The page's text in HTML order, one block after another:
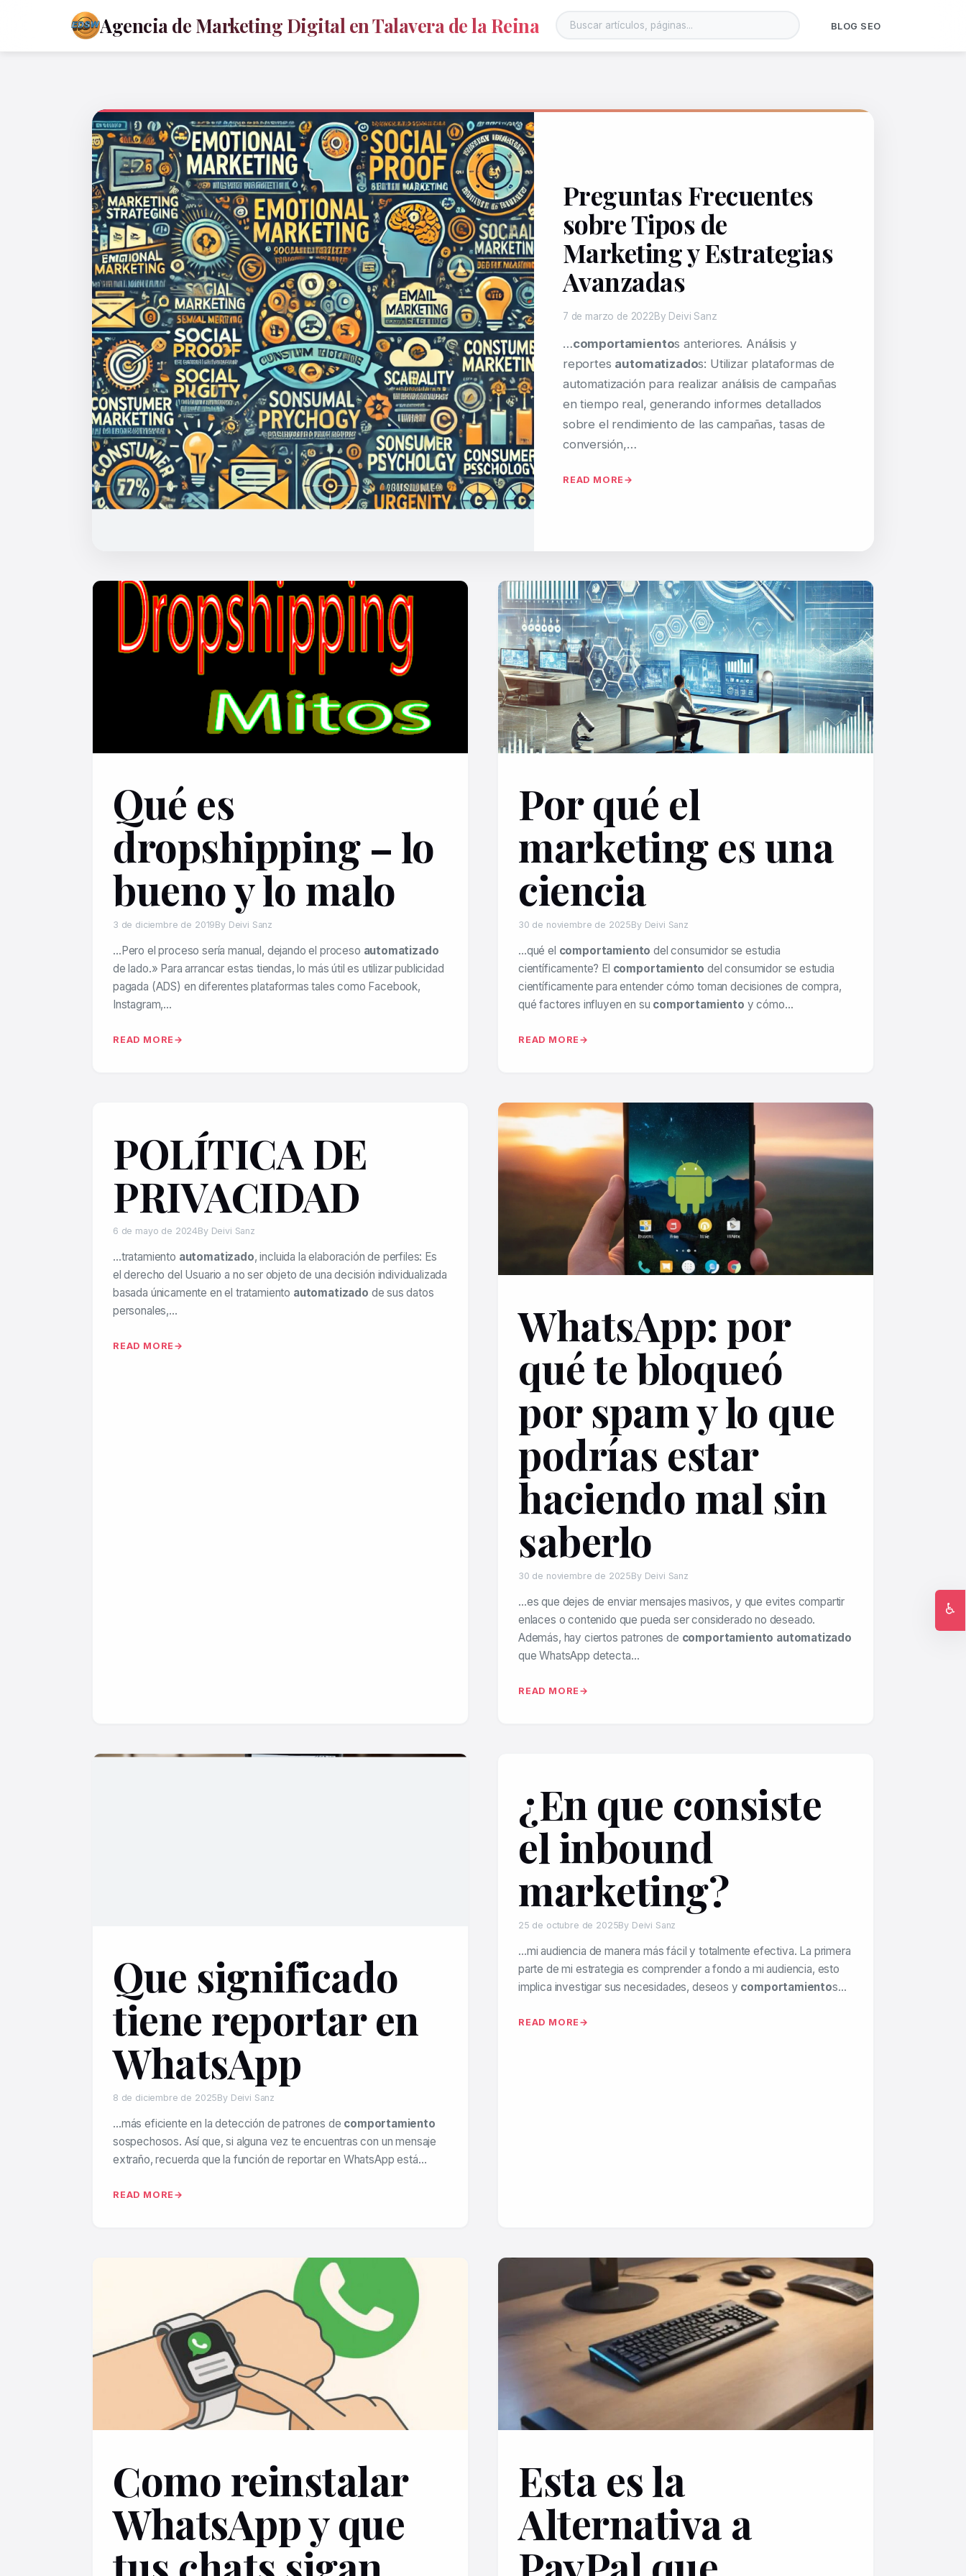
Agencia de Marketing Digital en Talavera de la Reina BLOG SEO
Preguntas Frecuentes
sobre Tipos de
Marketing y Estrategias
Avanzadas
7 de marzo de 2022By Deivi Sanz
…comportamientos anteriores. Análisis y
reportes automatizados: Utilizar plataformas de
automatización para realizar análisis de campañas
en tiempo real, generando informes detallados
sobre el rendimiento de las campañas, tasas de
conversión,…
READ MORE
Qué es
dropshipping – lo
bueno y lo malo
3 de diciembre de 2019By Deivi Sanz
…Pero el proceso sería manual, dejando el proceso automatizado
de lado.» Para arrancar estas tiendas, lo más útil es utilizar publicidad
pagada (ADS) en diferentes plataformas tales como Facebook,
Instagram,…
READ MORE
Por qué el
marketing es una
ciencia
30 de noviembre de 2025By Deivi Sanz
…qué el comportamiento del consumidor se estudia
científicamente? El comportamiento del consumidor se estudia
científicamente para entender cómo toman decisiones de compra,
qué factores influyen en su comportamiento y cómo…
READ MORE
POLÍTICA DE
PRIVACIDAD
6 de mayo de 2024By Deivi Sanz
…tratamiento automatizado, incluida la elaboración de perfiles: Es
el derecho del Usuario a no ser objeto de una decisión individualizada
basada únicamente en el tratamiento automatizado de sus datos
personales,…
READ MORE
WhatsApp: por
qué te bloqueó
por spam y lo que
podrías estar
haciendo mal sin
saberlo
30 de noviembre de 2025By Deivi Sanz
…es que dejes de enviar mensajes masivos, y que evites compartir
enlaces o contenido que pueda ser considerado no deseado.
Además, hay ciertos patrones de comportamiento automatizado
que WhatsApp detecta…
READ MORE
Que significado
tiene reportar en
WhatsApp
8 de diciembre de 2025By Deivi Sanz
…más eficiente en la detección de patrones de comportamiento
sospechosos. Así que, si alguna vez te encuentras con un mensaje
extraño, recuerda que la función de reportar en WhatsApp está…
READ MORE
¿En que consiste
el inbound
marketing?
25 de octubre de 2025By Deivi Sanz
…mi audiencia de manera más fácil y totalmente efectiva. La primera
parte de mi estrategia es comprender a fondo a mi audiencia, esto
implica investigar sus necesidades, deseos y comportamientos…
READ MORE
Como reinstalar
WhatsApp y que
Esta es la
Alternativa a
♿